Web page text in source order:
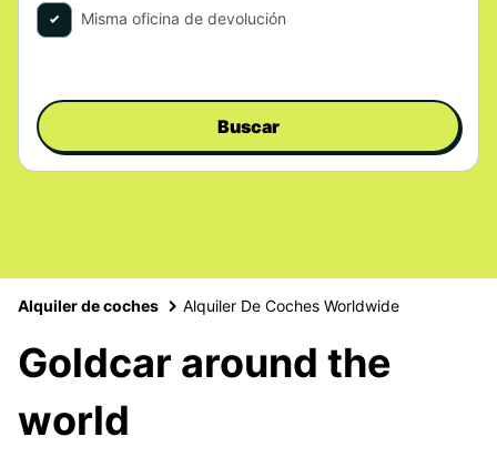
Misma oficina de devolución
Buscar
Alquiler de coches Alquiler De Coches Worldwide
Goldcar around the
world